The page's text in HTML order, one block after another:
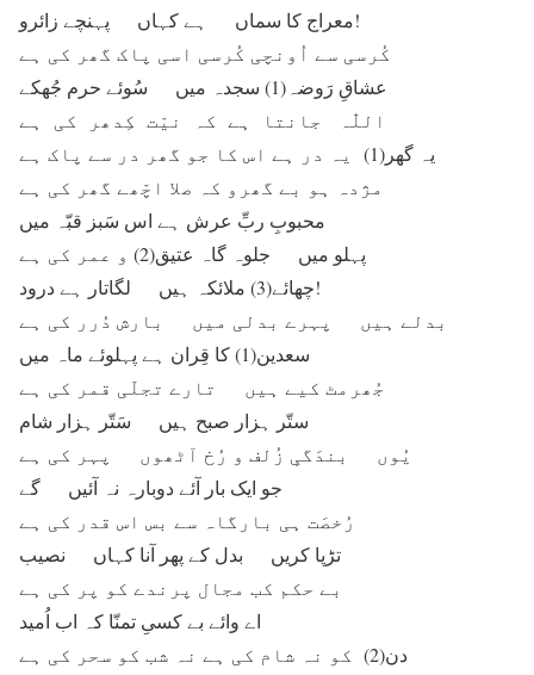
معراج کا سماں ہے کہاں پہنچے زائرو!
کُرسی سے اُونچی کُرسی اسی پاک گھر کی ہے
عشاقِ رَوضہ(1) سجدہ میں سُوئے حرم جُھکے
اللّٰہ جانتا ہے کہ نیّت کِدھر کی ہے
یہ گھر(1) یہ در ہے اس کا جو گھر در سے پاک ہے
مژدہ ہو بے گھرو کہ صلا اچّھے گھر کی ہے
پہلو میں جلوہ گاہ عتیق(2) و عمر کی ہے
چھائے(3) ملائکہ ہیں لگاتار ہے درود!
بدلے ہیں پہرے بدلی میں بارش دُرر کی ہے
جُھرمٹ کیے ہیں تارے تجلّی قمر کی ہے
ستّر ہزار صبح ہیں سَتّر ہزار شام
یُوں بندَگیِ زُلف و رُخ آٹھوں پہر کی ہے
جو ایک بار آئے دوبارہ نہ آئیں گے
رُخصَت ہی بارگاہ سے بس اس قدر کی ہے
تڑپا کریں بدل کے پھر آنا کہاں نصیب
بے حکم کب مجال پرندے کو پر کی ہے
اے وائے بے کسیِ تمنّا کہ اب اُمید
دن(2) کو نہ شام کی ہے نہ شب کو سحر کی ہے